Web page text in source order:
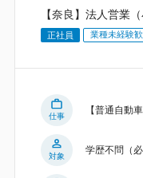
【奈良】法人営
正社員 業種未経験
仕事
【普通自動
対象
学歴不問（